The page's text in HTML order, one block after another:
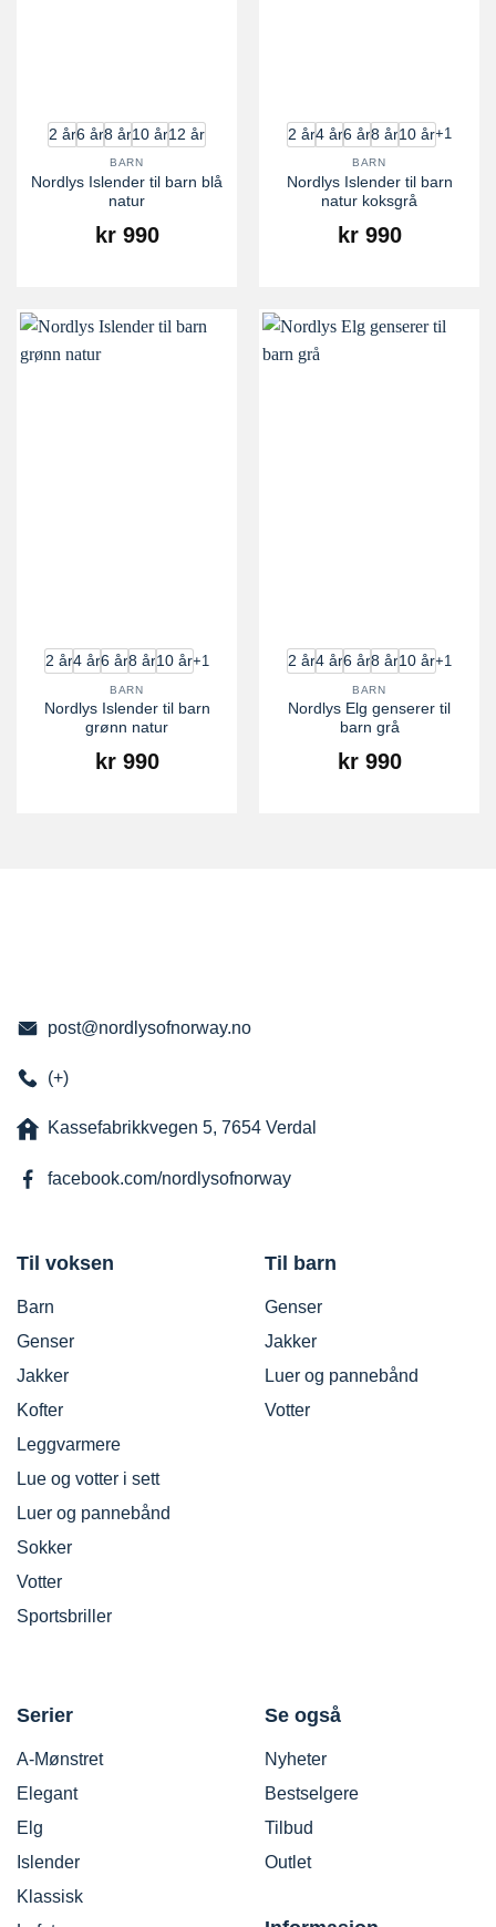
2 år6 år8 år10 år12 år
BARN
Nordlys Islender til barn blå
natur
kr990
2 år4 år6 år8 år10 år+1
BARN
Nordlys Islender til barn
natur koksgrå
kr990
2 år4 år6 år8 år10 år+1
BARN
Nordlys Islender til barn
grønn natur
kr990
2 år4 år6 år8 år10 år+1
BARN
Nordlys Elg genserer til
barn grå
kr990
post@nordlysofnorway.no
(+)
Kassefabrikkvegen 5, 7654 Verdal
facebook.com/nordlysofnorway
Til voksen
Barn
Genser
Jakker
Kofter
Leggvarmere
Lue og votter i sett
Luer og pannebånd
Sokker
Votter
Sportsbriller
Til barn
Genser
Jakker
Luer og pannebånd
Votter
Serier
A-Mønstret
Elegant
Elg
Islender
Klassisk
Se også
Nyheter
Bestselgere
Tilbud
Outlet